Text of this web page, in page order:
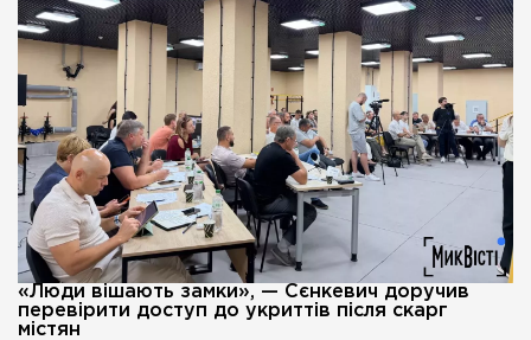
«Люди вішають замки», — Сєнкевич доручив
перевірити доступ до укриттів після скарг
містян